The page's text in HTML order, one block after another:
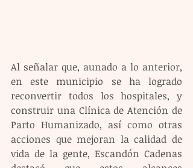
Al señalar que, aunado a lo anterior,
en este municipio se ha logrado
reconvertir todos los hospitales, y
construir una Clínica de Atención de
Parto Humanizado, así como otras
acciones que mejoran la calidad de
vida de la gente, Escandón Cadenas